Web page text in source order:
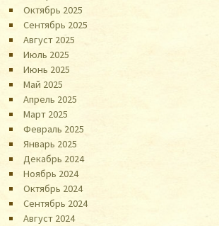
Октябрь 2025
Сентябрь 2025
Август 2025
Июль 2025
Июнь 2025
Май 2025
Апрель 2025
Март 2025
Февраль 2025
Январь 2025
Декабрь 2024
Ноябрь 2024
Октябрь 2024
Сентябрь 2024
Август 2024